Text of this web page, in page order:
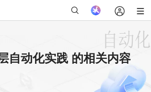
自动化实践 的相关内容